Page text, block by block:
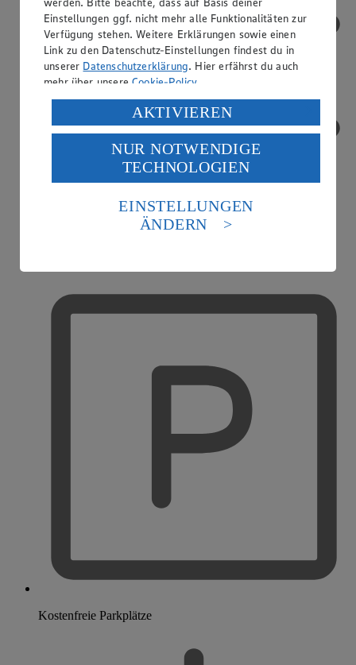
Kostenfreie Parkplätze
Einstellungen ggf. nicht mehr alle Funktionalitäten zur
Verfügung stehen. Weitere Erklärungen sowie einen
Link zu den Datenschutz-Einstellungen findest du in
unserer Datenschutzerklärung. Hier erfährst du auch
mehr über unsereCookie-Policy.
Verarbeitung deiner personenbezogenen Daten in den
USA durch Facebook und YouTube:
Wenn du auf „Aktivieren“ klickst, willigst du im Sinne
des Art. 49 Abs. 1 Satz 1 lit. a) DSGVO ein, dass deine
Daten in den USA verarbeitet werden. Der EuGH sieht
die USA als Land mit einem nach europäischen
Standards nicht angemessenen Datenschutzniveau an.
Es besteht das Risiko eines Zugriffs durch US-
Informationen zum Herausgeber der Seite findest du
AKTIVIEREN
NUR NOTWENDIGE
TECHNOLOGIEN
EINSTELLUNGEN
ÄNDERN